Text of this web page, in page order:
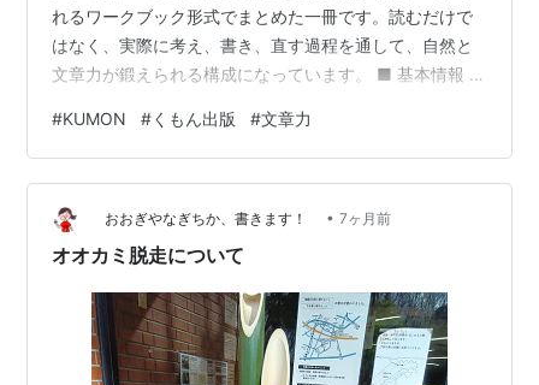
れるワークブック形式でまとめた一冊です。読むだけで
はなく、実際に考え、書き、直す過程を通して、自然と
文章力が鍛えられる構成になっています。 ■ 基本情報 書
出版社：くもん出版 発売日：2026年1月27日 判型：B5
判 価格：1,650円（税込） ■ 本書の特徴 本書の最大の特
徴は、「解説を読む」よりも「問題を解く」ことを中心
に学習が進む点です。 敬語や言い回し、文法、書き言葉
の基本など、大人がつまずきやすいポイントを題材に、
#KUMON #くもん出版 #文章力
おおぎやなぎちか、書きます！ • 7ヶ月前
オオカミ脱走について